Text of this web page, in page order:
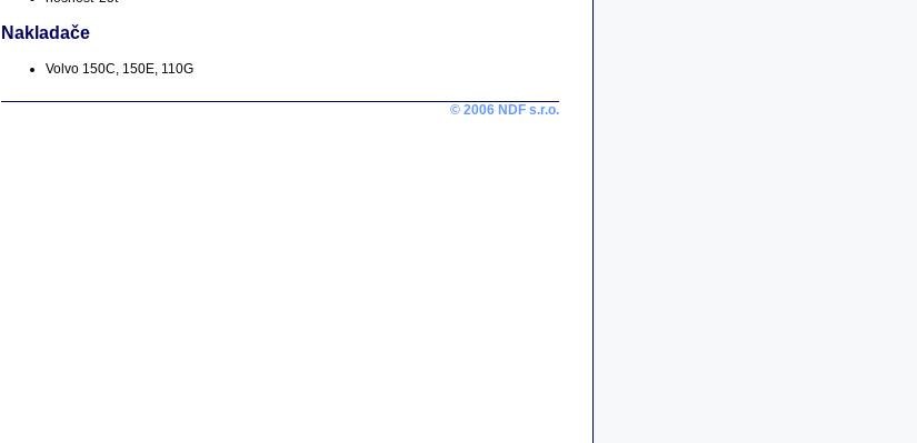
Nakladače
Volvo 150C, 150E, 110G
© 2006 NDF s.r.o.